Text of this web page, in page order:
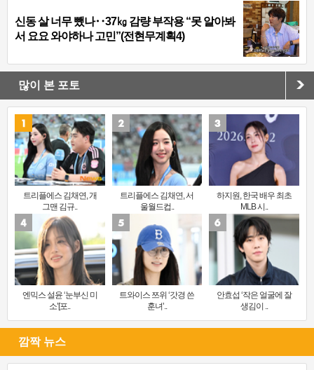
신동 살 너무 뺐나‥37㎏ 감량 부작용 “못 알아봐
서 요요 와야하나 고민”(전현무계획4)
많이 본 포토
트리플에스 김채연, 개
그맨 김규..
트리플에스 김채연, 서
울월드컵..
하지원, 한국 배우 최초
MLB 시..
엔믹스 설윤 ‘눈부신 미
소’[포..
트와이스 쯔위 ‘갓경 쓴
훈녀’..
안효섭 ‘작은 얼굴에 잘
생김이 ..
깜짝 뉴스